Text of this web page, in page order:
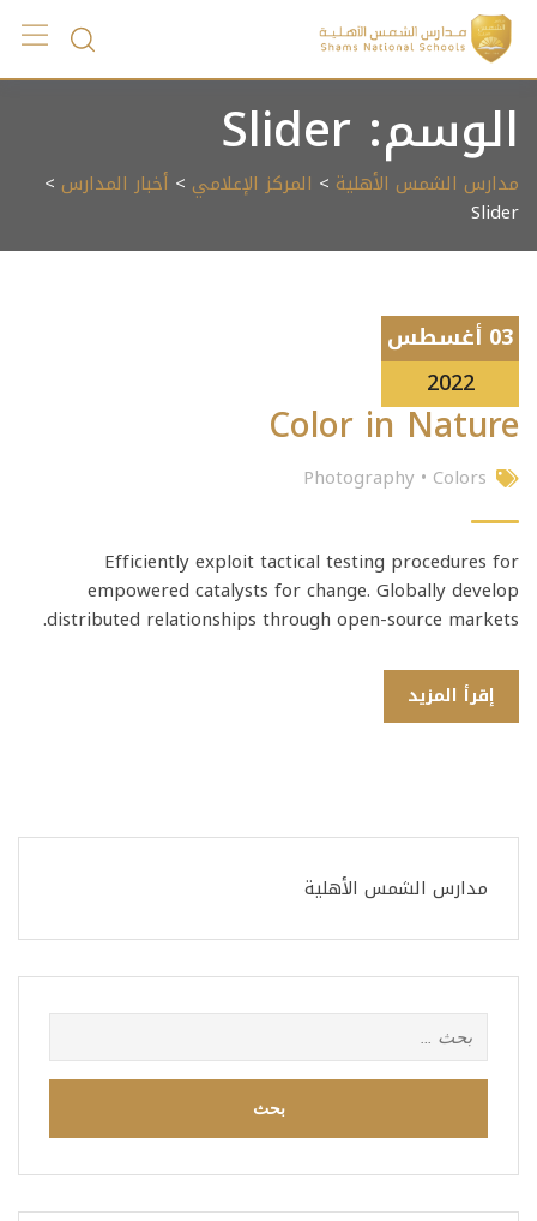
Skip
content
الوسم: Slider
مدارس الشمس الأهلية > المركز الإعلامي > أخبار المدارس >
Slider
03 أغسطس
2022
Color in Nature
Colors
•
Photography
Efficiently exploit tactical testing procedures for
empowered catalysts for change. Globally develop
distributed relationships through open-source markets.
إقرأ المزيد
مدارس الشمس الأهلية
البحث
عن: